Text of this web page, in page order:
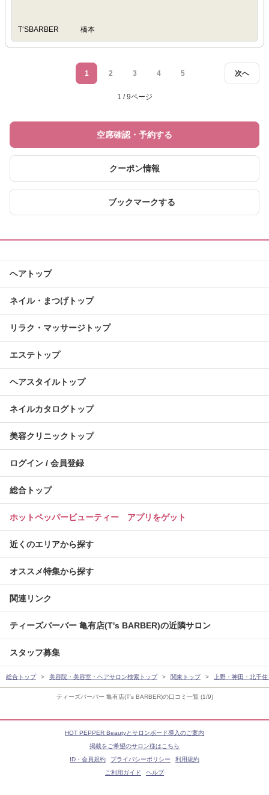
ティーズバーバー 亀有店(T's BARBER)の口コミ一覧 (1/9)
T‘SBARBER 橋本
次へ
1 2 3 4 5
1 / 9ページ
空席確認・予約する
クーポン情報
ブックマークする
ヘアトップ
ネイル・まつげトップ
リラク・マッサージトップ
エステトップ
ヘアスタイルトップ
ネイルカタログトップ
美容クリニックトップ
ログイン / 会員登録
総合トップ
ホットペッパービューティー アプリをゲット
近くのエリアから探す
オススメ特集から探す
関連リンク
ティーズバーバー 亀有店(T's BARBER)の近隣サロン
スタッフ募集
総合トップ 美容院・美容室・ヘアサロン検索トップ 関東トップ 上野・神田・北千
HOT PEPPER Beautyとサロンボード導入のご案内
掲載をご希望のサロン様はこちら
ID・会員規約
プライバシーポリシー
利用規約
ご利用ガイド
ヘルプ